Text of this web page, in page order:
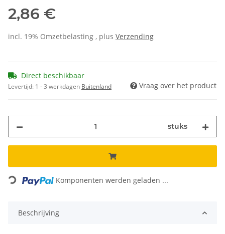
2,86 €
incl. 19% Omzetbelasting , plus Verzending
Direct beschikbaar
Levertijd: 1 - 3 werkdagen Buitenland Vraag over het product
stuks
Loading... Komponenten werden geladen ...
Beschrijving